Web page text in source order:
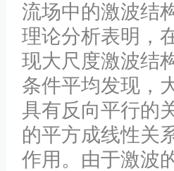
流场中的激波结
理论分析表明，
现大尺度激波结
条件平均发现，
具有反向平行的
的平方成线性关
作用。由于激波